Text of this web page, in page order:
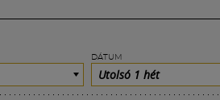
DÁTUM
Utolsó 1 hét